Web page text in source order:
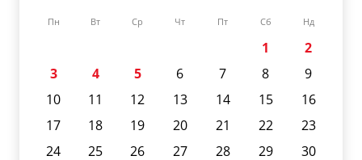
Пн Вт Ср Чт Пт Сб Нд
1
2
3
4 5 6 7 8
9
10
11 12 13 14 15
16
17
18 19 20 21 22
23
24
25 26 27 28 29
30